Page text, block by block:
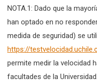
NOTA.1: Dado que la
han optado en no
medida de seguridad) se
https://
permite medir la velocidad
facultades de la Universidad.